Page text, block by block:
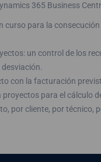
365 Business
curso para la
un control de los
con la facturación
para el cálculo
por cliente, por técnico,